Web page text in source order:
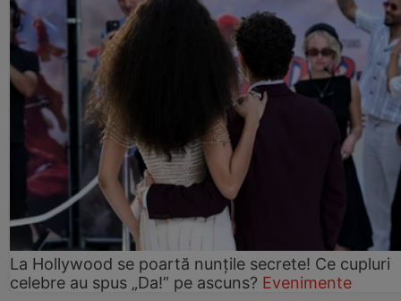
La Hollywood se poartă nunțile secrete! Ce cupluri
celebre au spus „Da!” pe ascuns? Evenimente